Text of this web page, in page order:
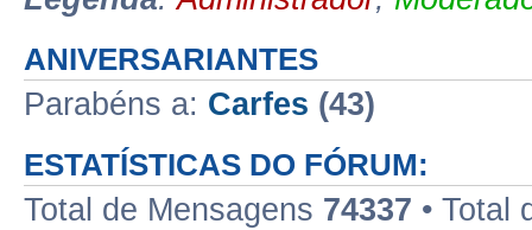
ANIVERSARIANTES
Parabéns a: Carfes (43)
ESTATÍSTICAS DO FÓRUM:
Total de Mensagens 74337 • Total